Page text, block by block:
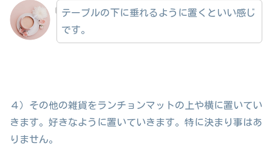
テーブルの下に垂れるように置くといい感じ
です。
４）その他の雑貨をランチョンマットの上や横に置いてい
きます。好きなように置いていきます。特に決まり事はあ
りません。